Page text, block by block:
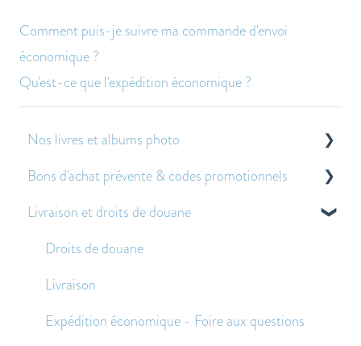
Comment puis-je suivre ma commande d'envoi
économique ?
Qu'est-ce que l'expédition économique ?
Nos livres et albums photo
À propos de nos livres et albums photo
Autres questions fréquemment posées
Bons d'achat prévente & codes promotionnels
À propos des bons de pré-vente
Application des bons de prévente et des codes
Livraison et droits de douane
Droits de douane
Livraison
Expédition économique - Foire aux questions